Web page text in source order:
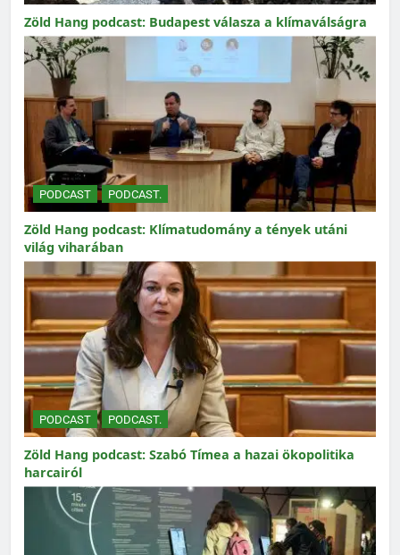
Zöld Hang podcast: Budapest válasza a klímaválságra
PODCAST PODCAST.
Zöld Hang podcast: Klímatudomány a tények utáni
világ viharában
PODCAST PODCAST.
Zöld Hang podcast: Szabó Tímea a hazai ökopolitika
harcairól